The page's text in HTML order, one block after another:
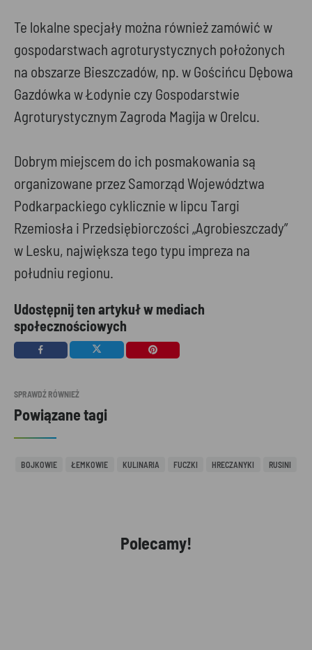
Te lokalne specjały można również zamówić w
gospodarstwach agroturystycznych położonych
na obszarze Bieszczadów, np. w Gościńcu Dębowa
Gazdówka w Łodynie czy Gospodarstwie
Agroturystycznym Zagroda Magija w Orelcu.
Dobrym miejscem do ich posmakowania są
organizowane przez Samorząd Województwa
Podkarpackiego cyklicznie w lipcu Targi
Rzemiosła i Przedsiębiorczości „Agrobieszczady”
w Lesku, największa tego typu impreza na
południu regionu.
Udostępnij ten artykuł w mediach
społecznościowych
SPRAWDŹ RÓWNIEŻ
Powiązane tagi
BOJKOWIE ŁEMKOWIE KULINARIA FUCZKI HRECZANYKI RUSINI
Polecamy!